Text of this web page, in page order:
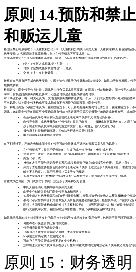
原则 14.预防和禁
和贩运儿童
各国应禁止构成或助长《儿童权利公约》和《儿童权利公约关于买卖儿童、儿童卖淫和儿 童色情制品
代孕安排 58 各国应制定保障措施，防止在代孕情况下买卖儿童。59
买卖儿童包括 "任何人或团体将儿童转让给另一人以获取报酬或任何其他对价的任何行为或交易"：
转让（"任何人或群体转让儿童"）；
付款（"报酬或任何其他对价"）；以及
交换（"换"--支付转让费）。
转移存在于所有已完成的代孕安排中，因为这包括孩子的实际和/或法律移交。如果由于任何原因，代
然构成转移。
根据定义，商业代孕包括付款，因此至少符合买卖儿童三要素中的两项：付款和转让。商业代孕构成
孕中，付款是妊娠服务的最低要求；问题是付款是否包括为转让而付款。
对于商业代孕，有一种观点认为，支付妊娠服务费和转让费是一个从一开始就设想好的不可分割的整
不当风险。认为商业代孕构成买卖儿童或有不当风险的国家应禁止商业代孕。
另一种处理商业代孕的方法认为，在某些情况下，可以将妊娠服务费与转让费分开，在这种情况下，不
因此，允许商业代孕的国家至少应确保所有付款与法定亲子关系和父母责任的确定或转移分开。措施应
出生时的代孕母亲有权决定是否同意法定亲子关系和父母责任的转移；
向代孕母亲（或代孕母亲的任何代表）提供的任何 报酬或任何其他对价，均应在孩
孩子出生后确认代孕母亲的同意之前支付，且不可退还（如无欺诈行为）；
报告所有付款和报销情况，并依法进行适当监管；以及
中介机构受到法律的适当监管。
在下列情况下，声称利他和非商业性的代孕可能会导致或不适当地冒着买卖儿童的风险：
在任何情况下，提供不受管制的、过多的或一次总付的 "补偿 "或对价。
其他形式；或有一些补偿类别，如 "疼痛和痛苦"，可以类似于 "医疗费用 "中的支付。
商业代孕；或
补偿的发生不能与法定亲子关系和/或父母责任的确立或转移完全分开。(见第 7 段）。
买卖子女是指主要根据合同条款转让法定亲子关系（见法定亲子关系原则）。书面协
解为不具约束力，就不违反禁止买卖子女的规定。
如果允诺或支付 "报酬或任何其他对价 "以获得子女，则可能发生买卖子女的情况。
有意成为父母的一方（或多方）的唯一法定亲子关系和父母责任。
中间人的活动可能构成或导致买卖儿童：
由于中介创造并控制了商业代孕市场和网络；
如果中间人对代孕母亲和/或孩子行使控制权，负责将孩子转给他人以获取报酬或任何其
参与代孕安排的中介和其他专业人员所提供服务的报酬过高，根据从事该工作的同行业
同样，各国应禁止构成或助长《儿童权利公约》、《巴勒莫议定书》和《东盟打击贩运
削行为的代孕安排。各国应制定保障措施，防止代孕中的贩运和/或剥削。
如果无法可靠地将为妊娠服务支付的费用与为转移子女非法支付的费用分开，包括但不限于以下情况，
可能存在不受监管的儿童付款交换；
代孕母亲是孩子的遗传父母；
只有当孩子转交给有意的父母时，才会支付这笔费用；
怀孕前没有确定孩子的意向父母；
可能存在不受监管或监管不足的中介机构；
法律制度没有赋予代孕母亲在孩子出生后同意或撤销同意将法定亲子关系和父母责任转
原则 15：财务透明